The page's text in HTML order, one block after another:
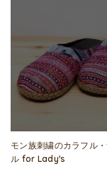
モン族刺繍のカラフル
ル for Lady's